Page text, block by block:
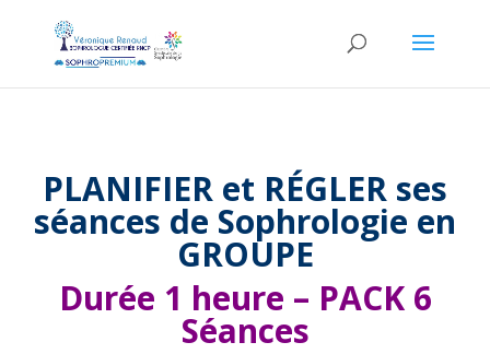
PLANIFIER et RÉGLER ses
séances de Sophrologie en
GROUPE
Durée 1 heure – PACK 6
Séances